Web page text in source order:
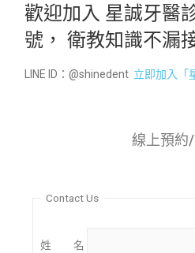
歡迎加入 星誠牙醫
號， 衛教知識不漏
LINE ID：@shinedent 立即加入「
線上預約
Contact Us
姓 名